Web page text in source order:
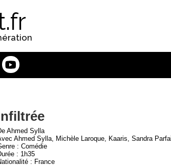
Ahmed Sylla
Ahmed Sylla, Michèle Laroque, Kaaris, Sandra
: Comédie
: 1h35
: France